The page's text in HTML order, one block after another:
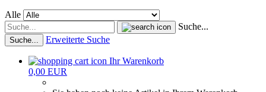
Alle
Suche...
Suche... Erweiterte Suche
Ihr Warenkorb
0,00 EUR